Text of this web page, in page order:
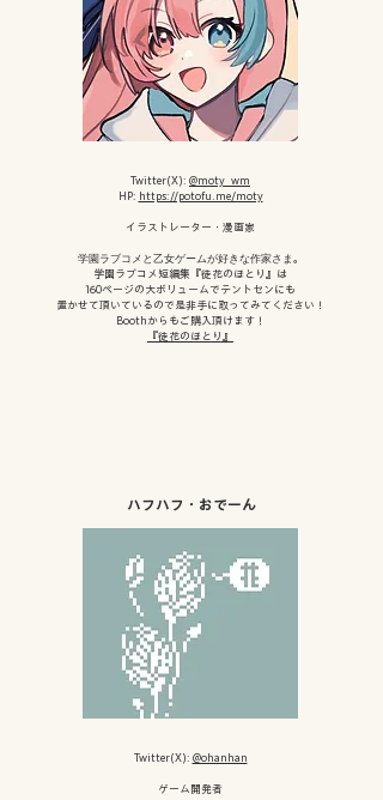
Twitter(X): @moty_wm
HP: https://potofu.me/moty
イラストレーター・漫画家
学園ラブコメと乙女ゲームが好き︎な作家さま ​​​​。​​​​​
学園ラブコメ短編集『徒花のほとり』は
160ページの大ボリュームでテントセンにも
置かせて頂いているので是非手に取ってみてください！
Boothからもご購入頂けます！
『徒花のほとり』
ハフハフ・おでーん
Twitter(X): @ohanhan
​ゲーム開発者